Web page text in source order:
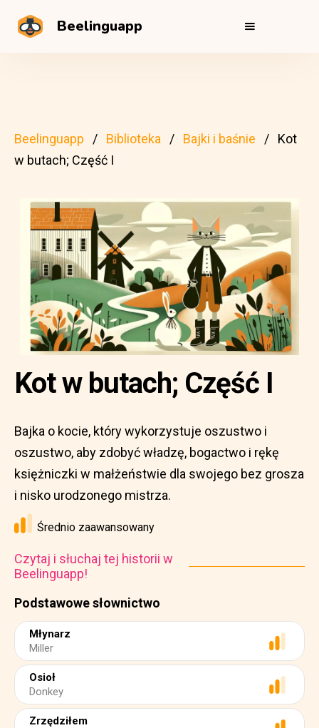
Beelinguapp
Beelinguapp Biblioteka Bajki i baśnie
Kot
w butach; Część I
Podstawowe słownictwo
Młynarz
Miller
Osioł
Donkey
Zrzędziłem
Kot w butach; Część I
Bajka o kocie, który wykorzystuje oszustwo i
oszustwo, aby zdobyć władzę, bogactwo i rękę
księżniczki w małżeństwie dla swojego bez grosza
i nisko urodzonego mistrza.
Średnio zaawansowany
Czytaj i słuchaj tej historii w
Beelinguapp!